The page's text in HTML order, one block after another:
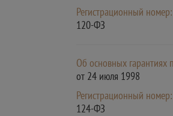
Регистрационный номер:
120-ФЗ
Об основных гарантиях
от 24 июля 1998
Регистрационный номер:
124-ФЗ